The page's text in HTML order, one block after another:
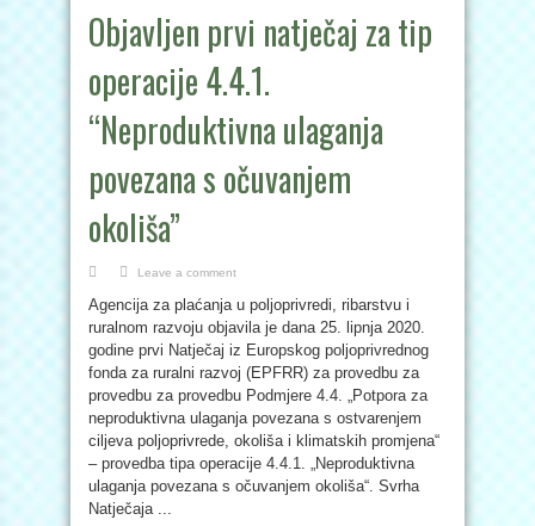
Objavljen prvi natječaj za tip
operacije 4.4.1.
“Neproduktivna ulaganja
povezana s očuvanjem
okoliša”
Leave a comment
Agencija za plaćanja u poljoprivredi, ribarstvu i
ruralnom razvoju objavila je dana 25. lipnja 2020.
godine prvi Natječaj iz Europskog poljoprivrednog
fonda za ruralni razvoj (EPFRR) za provedbu za
provedbu za provedbu Podmjere 4.4. „Potpora za
neproduktivna ulaganja povezana s ostvarenjem
ciljeva poljoprivrede, okoliša i klimatskih promjena“
– provedba tipa operacije 4.4.1. „Neproduktivna
ulaganja povezana s očuvanjem okoliša“. Svrha
Natječaja ...